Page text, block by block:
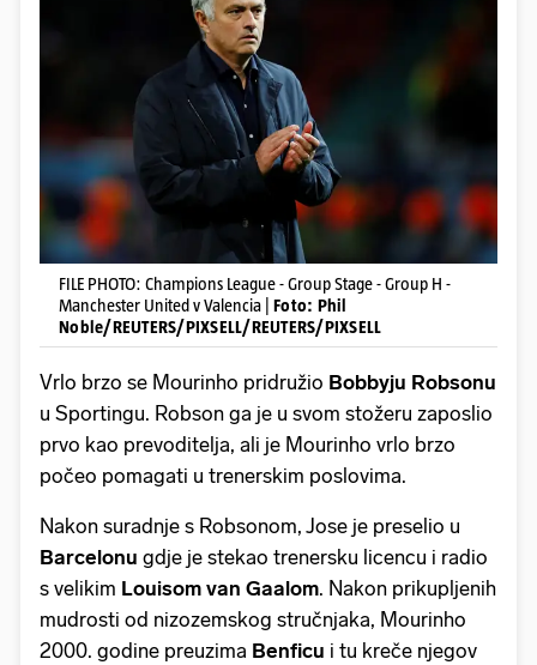
FILE PHOTO: Champions League - Group Stage - Group H -
Manchester United v Valencia | Foto: Phil
Noble/REUTERS/PIXSELL/REUTERS/PIXSELL
Vrlo brzo se Mourinho pridružio Bobbyju Robsonu
u Sportingu. Robson ga je u svom stožeru zaposlio
prvo kao prevoditelja, ali je Mourinho vrlo brzo
počeo pomagati u trenerskim poslovima.
Nakon suradnje s Robsonom, Jose je preselio u
Barcelonu gdje je stekao trenersku licencu i radio
s velikim Louisom van Gaalom. Nakon prikupljenih
mudrosti od nizozemskog stručnjaka, Mourinho
2000. godine preuzima Benficu i tu kreče njegov